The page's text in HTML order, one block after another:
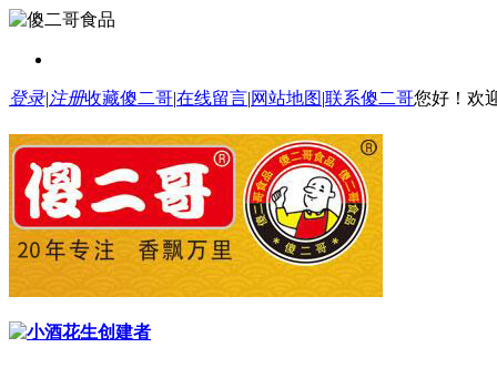
登录|注册收藏傻二哥|在线留言|网站地图|联系傻二哥您好！欢